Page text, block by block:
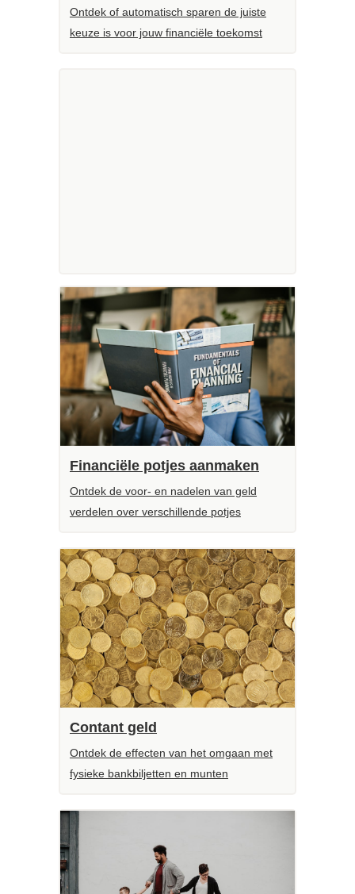
Ontdek of automatisch sparen de juiste
keuze is voor jouw financiële toekomst
Financiële potjes aanmaken
Ontdek de voor- en nadelen van geld
verdelen over verschillende potjes
Contant geld
Ontdek de effecten van het omgaan met
fysieke bankbiljetten en munten